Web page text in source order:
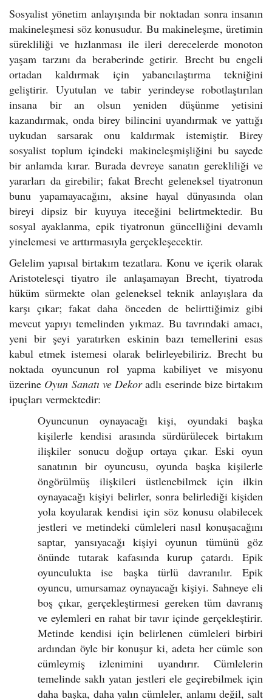
Sosyalist yönetim anlayışında bir noktadan sonra insanın
makineleşmesi söz konusudur. Bu makineleşme, üretimin
sürekliliği ve hızlanması ile ileri derecelerde monoton
yaşam tarzını da beraberinde getirir. Brecht bu engeli
ortadan kaldırmak için yabancılaştırma tekniğini
geliştirir. Uyutulan ve tabir yerindeyse robotlaştırılan
insana bir an olsun yeniden düşünme yetisini
kazandırmak, onda birey bilincini uyandırmak ve yattığı
uykudan sarsarak onu kaldırmak istemiştir. Birey
sosyalist toplum içindeki makineleşmişliğini bu sayede
bir anlamda kırar. Burada devreye sanatın gerekliliği ve
yararları da girebilir; fakat Brecht geleneksel tiyatronun
bunu yapamayacağını, aksine hayal dünyasında olan
bireyi dipsiz bir kuyuya iteceğini belirtmektedir. Bu
sosyal ayaklanma, epik tiyatronun güncelliğini devamlı
yinelemesi ve arttırmasıyla gerçekleşecektir.
Gelelim yapısal birtakım tezatlara. Konu ve içerik olarak
Aristotelesçi tiyatro ile anlaşamayan Brecht, tiyatroda
hüküm sürmekte olan geleneksel teknik anlayışlara da
karşı çıkar; fakat daha önceden de belirttiğimiz gibi
mevcut yapıyı temelinden yıkmaz. Bu tavrındaki amacı,
yeni bir şeyi yaratırken eskinin bazı temellerini esas
kabul etmek istemesi olarak belirleyebiliriz. Brecht bu
noktada oyuncunun rol yapma kabiliyet ve misyonu
üzerine Oyun Sanatı ve Dekoradlı eserinde bize birtakım
ipuçları vermektedir:
Oyuncunun oynayacağı kişi, oyundaki başka
kişilerle kendisi arasında sürdürülecek birtakım
ilişkiler sonucu doğup ortaya çıkar. Eski oyun
sanatının bir oyuncusu, oyunda başka kişilerle
öngörülmüş ilişkileri üstlenebilmek için ilkin
oynayacağı kişiyi belirler, sonra belirlediği kişiden
yola koyularak kendisi için söz konusu olabilecek
jestleri ve metindeki cümleleri nasıl konuşacağını
saptar, yansıyacağı kişiyi oyunun tümünü göz
önünde tutarak kafasında kurup çatardı. Epik
oyunculukta ise başka türlü davranılır. Epik
oyuncu, umursamaz oynayacağı kişiyi. Sahneye eli
boş çıkar, gerçekleştirmesi gereken tüm davranış
ve eylemleri en rahat bir tavır içinde gerçekleştirir.
Metinde kendisi için belirlenen cümleleri birbiri
ardından öyle bir konuşur ki, adeta her cümle son
cümleymiş izlenimini uyandırır. Cümlelerin
temelinde saklı yatan jestleri ele geçirebilmek için
daha başka, daha yalın cümleler, anlamı değil, salt